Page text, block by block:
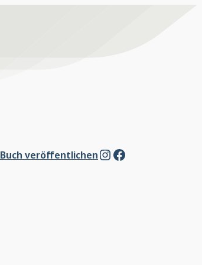
Buch veröffentlichenInstagram
Facebook